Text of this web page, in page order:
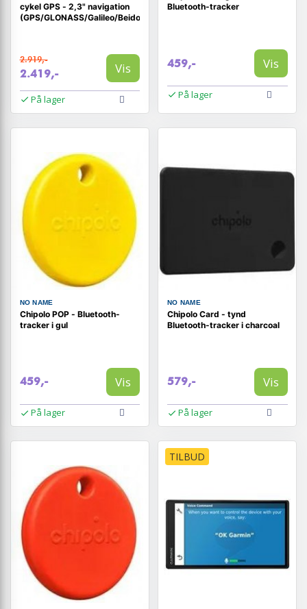
cykel GPS - 2,3" navigation
(GPS/GLONASS/Galileo/Beidou/QZSS)
2.919,-
2.419,- Vis
På lager
Bluetooth-tracker
459,- Vis
På lager
NO NAME
Chipolo POP - Bluetooth-
tracker i gul
459,- Vis
På lager
NO NAME
Chipolo Card - tynd
Bluetooth-tracker i charcoal
579,- Vis
På lager
TILBUD